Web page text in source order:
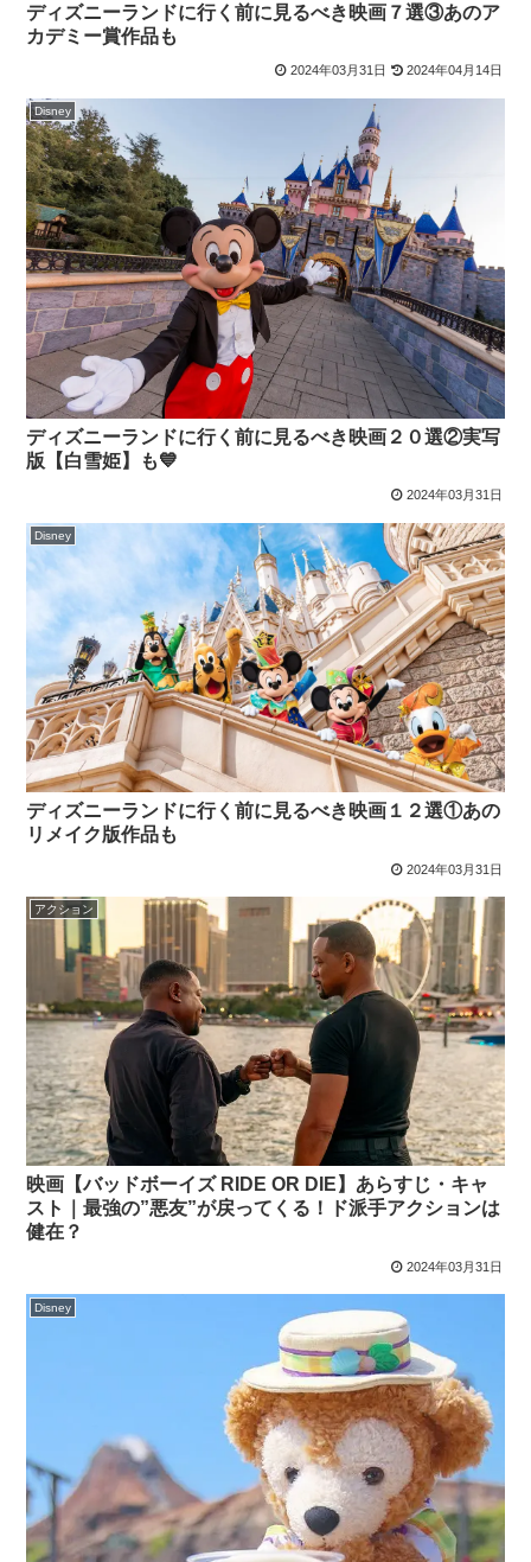
ディズニーランドに行く前に見るべき映画７選③あのア
カデミー賞作品も
2024年03月31日 2024年04月14日
Disney
ディズニーランドに行く前に見るべき映画２０選②実写
版【白雪姫】も💙
2024年03月31日
Disney
ディズニーランドに行く前に見るべき映画１２選①あの
リメイク版作品も
2024年03月31日
アクション
映画【バッドボーイズ RIDE OR DIE】あらすじ・キャ
スト｜最強の”悪友”が戻ってくる！ド派手アクションは
健在？
2024年03月31日
Disney